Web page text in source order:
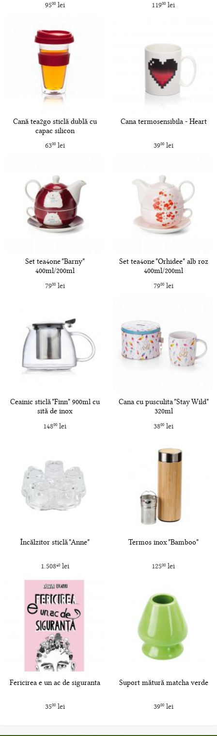
9500lei
11900 lei
Cană tea2go sticlă dublă cu
capac silicon
6300lei
Cana termosensibila - Heart
3900lei
Set tea4one "Barny"
400ml/200ml
7900lei
Set tea4one "Orhidee" alb roz
400ml/200ml
7900lei
Ceainic sticlă "Finn" 900ml cu
sită de inox
14800 lei
Cana cu pusculita "Stay Wild"
320ml
3800lei
Încălzitor sticlă "Anne"
1.50840lei
Termos inox "Bamboo"
12500 lei
Fericirea e un ac de siguranta
3500lei
Suport mătură matcha verde
3900lei